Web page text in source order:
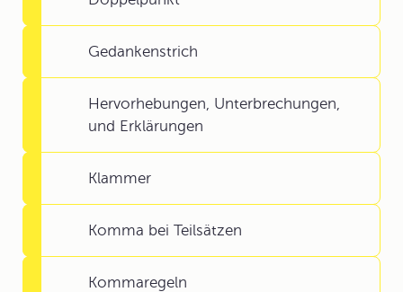
Gedankenstrich
Hervorhebungen, Unterbrechungen,
und Erklärungen
Klammer
Komma bei Teilsätzen
Kommaregeln